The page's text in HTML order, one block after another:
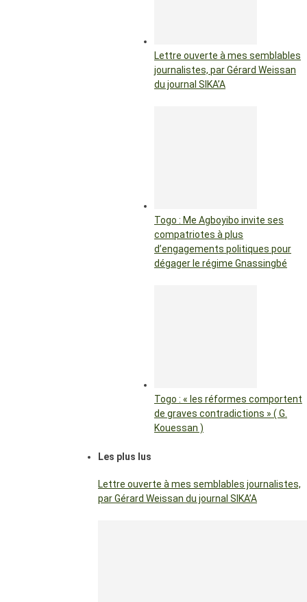
Lettre ouverte à mes semblables
journalistes, par Gérard Weissan
du journal SIKA’A
Togo : Me Agboyibo invite ses
compatriotes à plus
d’engagements politiques pour
dégager le régime Gnassingbé
Togo : « les réformes comportent
de graves contradictions » ( G.
Kouessan )
Les plus lus
Lettre ouverte à mes semblables journalistes,
par Gérard Weissan du journal SIKA’A